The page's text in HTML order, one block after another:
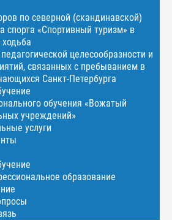
по северной (скандинавской)
спорта «Спортивный туризм» в
целесообразности и
связанных с пребыванием в
Санкт-Петербурга
обучения «Вожатый
учреждений»
услуги
образование